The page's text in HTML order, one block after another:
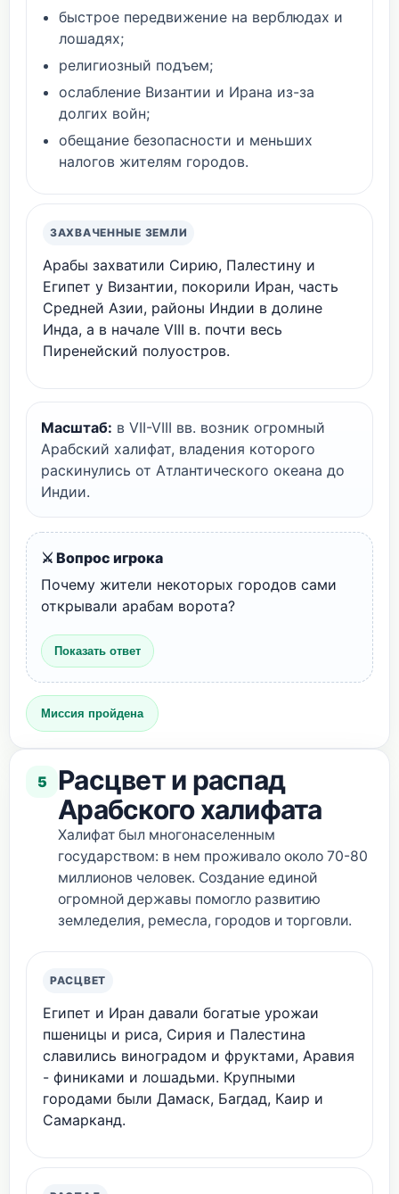
быстрое передвижение на верблюдах и
лошадях;
религиозный подъем;
ослабление Византии и Ирана из-за
долгих войн;
обещание безопасности и меньших
налогов жителям городов.
ЗАХВАЧЕННЫЕ ЗЕМЛИ
Арабы захватили Сирию, Палестину и
Египет у Византии, покорили Иран, часть
Средней Азии, районы Индии в долине
Инда, а в начале VIII в. почти весь
Пиренейский полуостров.
Масштаб: в VII-VIII вв. возник огромный
Арабский халифат, владения которого
раскинулись от Атлантического океана до
Индии.
⚔️ Вопрос игрока
Почему жители некоторых городов сами
открывали арабам ворота?
Показать ответ
Миссия пройдена
5
Расцвет и распад
Арабского халифата
Халифат был многонаселенным
государством: в нем проживало около 70-80
миллионов человек. Создание единой
огромной державы помогло развитию
земледелия, ремесла, городов и торговли.
РАСЦВЕТ
Египет и Иран давали богатые урожаи
пшеницы и риса, Сирия и Палестина
славились виноградом и фруктами, Аравия
- финиками и лошадьми. Крупными
городами были Дамаск, Багдад, Каир и
Самарканд.